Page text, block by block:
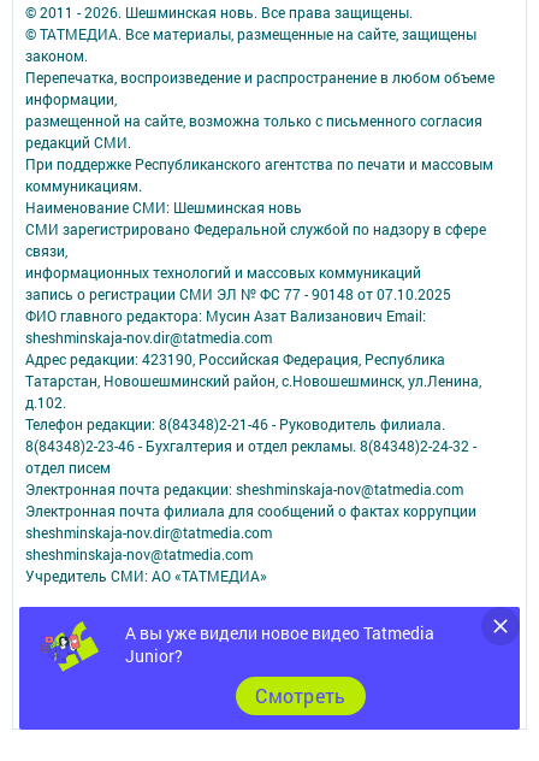
А вы уже видели новое видео Tatmedia
Junior?
Cмотреть
© 2011 - 2026. Шешминская новь. Все права защищены.
© ТАТМЕДИА. Все материалы, размещенные на сайте, защищены
законом.
Перепечатка, воспроизведение и распространение в любом объеме
информации,
размещенной на сайте, возможна только с письменного согласия
редакций СМИ.
При поддержке Республиканского агентства по печати и массовым
коммуникациям.
Наименование СМИ: Шешминская новь
СМИ зарегистрировано Федеральной службой по надзору в сфере
связи,
информационных технологий и массовых коммуникаций
запись о регистрации СМИ ЭЛ № ФС 77 - 90148 от 07.10.2025
ФИО главного редактора: Мусин Азат Вализанович Email:
sheshminskaja-nov.dir@tatmedia.com
Адрес редакции: 423190, Российская Федерация, Республика
Татарстан, Новошешминский район, с.Новошешминск, ул.Ленина,
д.102.
Телефон редакции: 8(84348)2-21-46 - Руководитель филиала.
8(84348)2-23-46 - Бухгалтерия и отдел рекламы. 8(84348)2-24-32 -
отдел писем
Электронная почта редакции: sheshminskaja-nov@tatmedia.com
Электронная почта филиала для сообщений о фактах коррупции
sheshminskaja-nov.dir@tatmedia.com
sheshminskaja-nov@tatmedia.com
Учредитель СМИ: АО «ТАТМЕДИА»
Антикоррупционная политика
АО «ТАТМЕДИА» использует «cookie»для персонализации сервисов и
удобства пользователей сайтом.
Использование «cookie» можно отменить в настройках браузера.
Политика конфиденциальности